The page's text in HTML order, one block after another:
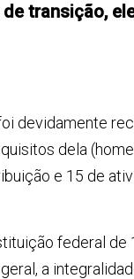
transição,
devidamente
dela
e 15 de
federal de
a